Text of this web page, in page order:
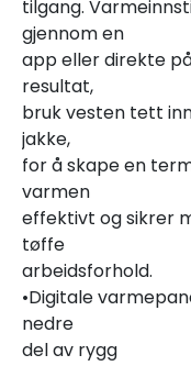
tilgang.
gjennom en
app eller direkte
resultat,
bruk vesten tett
jakke,
for å skape en
varmen
effektivt og sikrer
tøffe
arbeidsforhold.
•Digitale
nedre
del av rygg